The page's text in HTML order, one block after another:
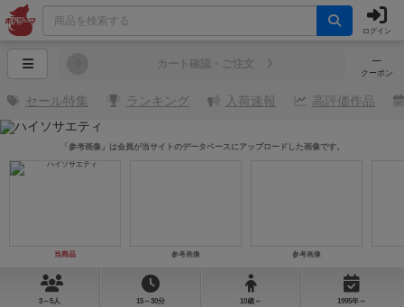
ログイン
─
クーポン
カート確認・ご注文
セール特集 ランキング 入荷速報 高評価作品
当商品 参考画像 参考画像
「参考画像」は会員が当サイトのデータベースにアップロードした画像です。
3～5人 15～30分 10歳～ 1995年～